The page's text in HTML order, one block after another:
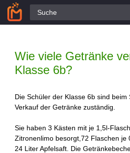
Alle Fragen
Wie viele Getränke
Klasse 6b?
Die Schüler der Klasse 6b sind beim
Verkauf der Getränke zuständig.
Sie haben 3 Kästen mit je 1,5l-
Zitronenlimo besorgt,72 Flaschen je
24 Liter Apfelsaft. Die